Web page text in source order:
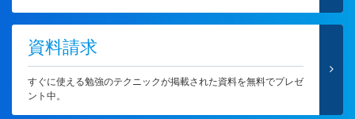
資料請求
すぐに使える勉強のテクニックが掲載された資料を無料でプレゼ
ント中。